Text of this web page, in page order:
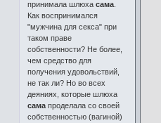
принимала шлюха сама.
Как воспринимался
"мужчина для секса" при
таком праве
собственности? Не более,
чем средство для
получения удовольствий,
не так ли? Но во всех
деяниях, которые шлюха
самапроделала со своей
собственностью (вагиной)